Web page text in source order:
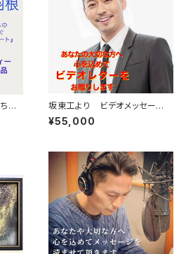
の
ア
坂東工より ビデオメッセー
ジ 代読編 （200字以内）
¥55,000